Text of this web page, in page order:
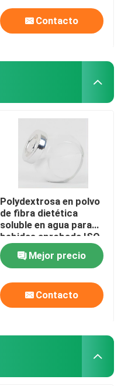
Contacto
Polydextrosa en polvo
de fibra dietética
soluble en agua para
bebidas aprobada ISO
Mejor precio
Contacto